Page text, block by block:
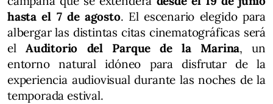
hasta el 7 de agosto. El escenario elegido para
albergar las distintas citas cinematográficas será
el Auditorio del Parque de la Marina, un
entorno natural idóneo para disfrutar de la
experiencia audiovisual durante las noches de la
temporada estival.